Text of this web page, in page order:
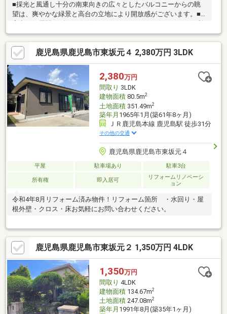
■採光と風通し十分の南東向きの広々としたバルコニーからの眺
望は、爽やかな緑景と高台の立地により開放感がございます。■
な勝手口や床下収納がございます。■落ち着いた趣ある和室は客
間としてもご利用いただけます。■トイレは各階にあり、来客時
にも便利です。■車庫も広々としています。■ご内見受付しており
ますので、ぜひお気軽にお問い合わせください！
鹿児島県鹿児島市東坂元４ 2,380万円 3LDK
2,380万円
間取り 3LDK
建物面積80.5m2
土地面積351.49m2
築年月 1965年1月(築61年8ヶ月)
ＪＲ鹿児島本線 鹿児島駅 徒歩31分
その他の交通
鹿児島県鹿児島市東坂元４
平屋 駐車場あり 駐車3台
所有権 即入居可
リフォームリノベーシ
ョン
令和4年8月リフォーム済み物件！リフォーム箇所 ・水回り・屋
根外壁・クロス・床お気軽にお問い合わせください。
鹿児島県鹿児島市東坂元２ 1,350万円 4LDK
1,350万円
間取り 4LDK
建物面積134.67m2
土地面積247.08m2
築年月 1991年8月(築35年1ヶ月)